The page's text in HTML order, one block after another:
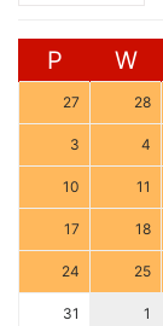
P W
27 28
3 4
10 11
17 18
24 25
31 1